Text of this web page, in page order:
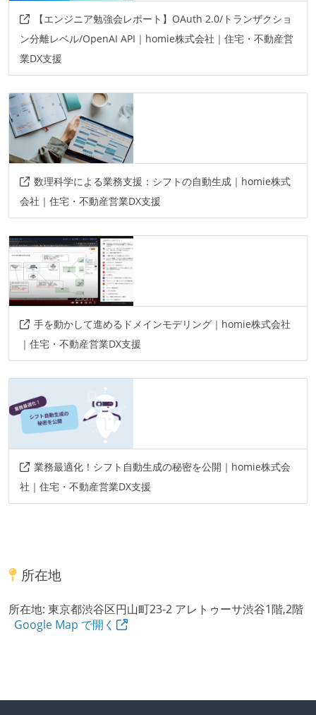
【エンジニア勉強会レポート】OAuth 2.0/トランザクショ
ン分離レベル/OpenAI API｜homie株式会社｜住宅・不動産営
業DX支援
数理科学による業務支援：シフトの自動生成｜homie株式
会社｜住宅・不動産営業DX支援
手を動かして進めるドメインモデリング｜homie株式会社
｜住宅・不動産営業DX支援
業務最適化！シフト自動生成の秘密を公開｜homie株式会
社｜住宅・不動産営業DX支援
所在地
所在地: 東京都渋谷区円山町23-2 アレトゥーサ渋谷1階,2階
Google Map で開く